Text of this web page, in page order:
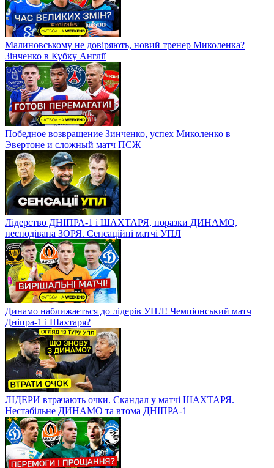
Малиновському не довіряють, новий тренер Миколенка?
Зінченко в Кубку Англії
Победное возвращение Зинченко, успех Миколенко в
Эвертоне и сложный матч ПСЖ
Лідерство ДНІПРА-1 і ШАХТАРЯ, поразки ДИНАМО,
несподівана ЗОРЯ. Сенсаційні матчі УПЛ
Динамо наближається до лідерів УПЛ! Чемпіонський матч
Дніпра-1 і Шахтаря?
ЛІДЕРИ втрачають очки. Скандал у матчі ШАХТАРЯ.
Нестабільне ДИНАМО та втома ДНІПРА-1